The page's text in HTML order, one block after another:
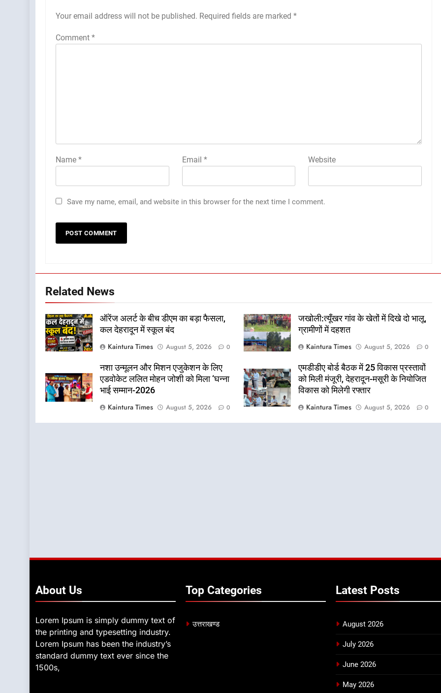
Your email address will not be published. Required fields are marked *
Comment *
Name * Email * Website
Save my name, email, and website in this browser for the next time I comment.
Related News
ऑरेंज अलर्ट के बीच डीएम का बड़ा फैसला,
कल देहरादून में स्कूल बंद
Kaintura Times
August 5, 2026 0
जखोली:त्यूँखर गांव के खेतों में दिखे दो भालू,
ग्रामीणों में दहशत
Kaintura Times
August 5, 2026 0
नशा उन्मूलन और मिशन एजुकेशन के लिए
एडवोकेट ललित मोहन जोशी को मिला ‘घन्ना
भाई सम्मान-2026
Kaintura Times
August 5, 2026 0
एमडीडीए बोर्ड बैठक में 25 विकास प्रस्तावों
को मिली मंजूरी, देहरादून-मसूरी के नियोजित
विकास को मिलेगी रफ्तार
Kaintura Times
August 5, 2026 0
About Us
Lorem Ipsum is simply dummy text of
the printing and typesetting industry.
Lorem Ipsum has been the industry’s
standard dummy text ever since the
1500s,
Top Categories
उत्तराखण्ड
Latest Posts
August 2026
July 2026
June 2026
May 2026